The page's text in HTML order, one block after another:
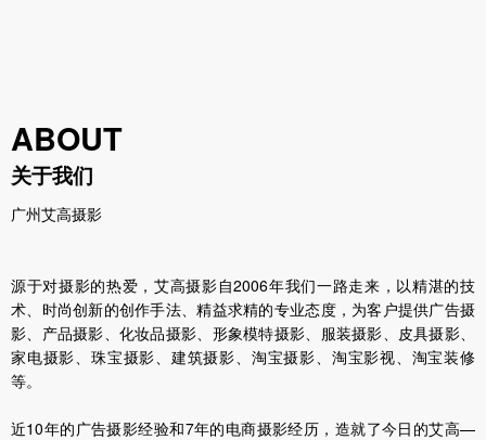
ABOUT
关于我们
广州艾高摄影
源于对摄影的热爱，艾高摄影自2006年我们一路走来，以精湛的技
术、时尚创新的创作手法、精益求精的专业态度，为客户提供广告摄
影、产品摄影、化妆品摄影、形象模特摄影、服装摄影、皮具摄影、
家电摄影、珠宝摄影、建筑摄影、淘宝摄影、淘宝影视、淘宝装修
等。
近10年的广告摄影经验和7年的电商摄影经历，造就了今日的艾高—